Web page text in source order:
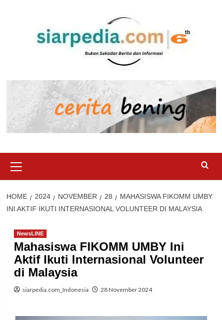
Menu
HOME 2024 NOVEMBER 28
MAHASISWA FIKOMM UMBY
INI AKTIF IKUTI INTERNASIONAL VOLUNTEER DI MALAYSIA
NewsLINE
Mahasiswa FIKOMM UMBY Ini
Aktif Ikuti Internasional Volunteer
di Malaysia
siarpedia.com_Indonesia 28 November 2024